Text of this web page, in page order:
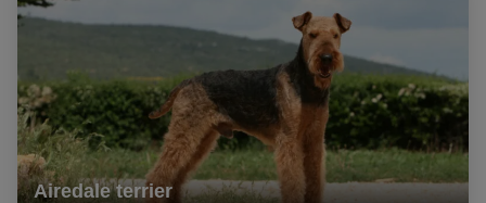
Airedale terrier